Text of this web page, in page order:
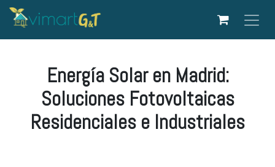
Ir al contenido
Energía Solar en Madrid:
Soluciones Fotovoltaicas
Residenciales e Industriales